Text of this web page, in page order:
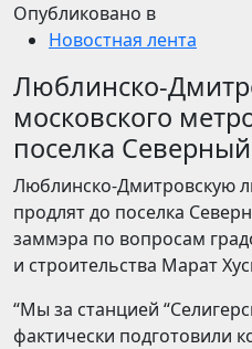
Опубликовано в
Новостная лента
Люблинско-
московского
поселка Северный
Люблинско-Дмитровскую
продлят до поселка
заммэра по вопросам
и строительства Марат
“Мы за станцией
фактически подготовили